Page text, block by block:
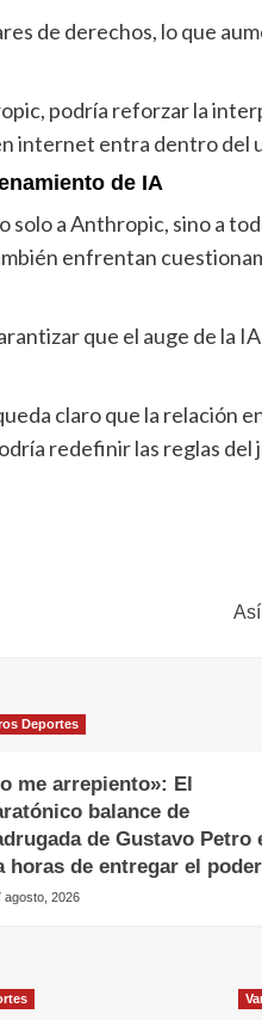
de derechos, lo que
podría reforzar la
internet entra dentro del
de IA
a Anthropic, sino a
enfrentan
que el auge de la
claro que la relación
redefinir las reglas del
Deportes
me arrepiento»: El
balance de
de Gustavo Petro
horas de entregar el poder
agosto, 2026